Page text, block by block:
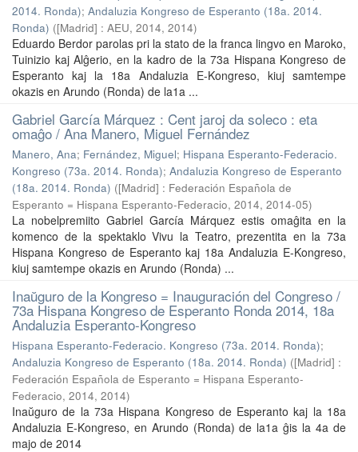
2014. Ronda); Andaluzia Kongreso de Esperanto (18a. 2014.
Ronda) ([Madrid] : AEU, 2014, 2014)
Eduardo Berdor parolas pri la stato de la franca lingvo en Maroko,
Tuinizio kaj Alĝerio, en la kadro de la 73a Hispana Kongreso de
Esperanto kaj la 18a Andaluzia E-Kongreso, kiuj samtempe
okazis en Arundo (Ronda) de la1a ...
Gabriel García Márquez : Cent jaroj da soleco : eta
omaĝo / Ana Manero, Miguel Fernández
Manero, Ana; Fernández, Miguel; Hispana Esperanto-Federacio.
Kongreso (73a. 2014. Ronda); Andaluzia Kongreso de Esperanto
(18a. 2014. Ronda) ([Madrid] : Federación Española de
Esperanto = Hispana Esperanto-Federacio, 2014, 2014-05)
La nobelpremiito Gabriel García Márquez estis omaĝita en la
komenco de la spektaklo Vivu la Teatro, prezentita en la 73a
Hispana Kongreso de Esperanto kaj 18a Andaluzia E-Kongreso,
kiuj samtempe okazis en Arundo (Ronda) ...
Inaŭguro de la Kongreso = Inauguración del Congreso /
73a Hispana Kongreso de Esperanto Ronda 2014, 18a
Andaluzia Esperanto-Kongreso
Hispana Esperanto-Federacio. Kongreso (73a. 2014. Ronda);
Andaluzia Kongreso de Esperanto (18a. 2014. Ronda) ([Madrid] :
Federación Española de Esperanto = Hispana Esperanto-
Federacio, 2014, 2014)
Inaŭguro de la 73a Hispana Kongreso de Esperanto kaj la 18a
Andaluzia E-Kongreso, en Arundo (Ronda) de la1a ĝis la 4a de
majo de 2014